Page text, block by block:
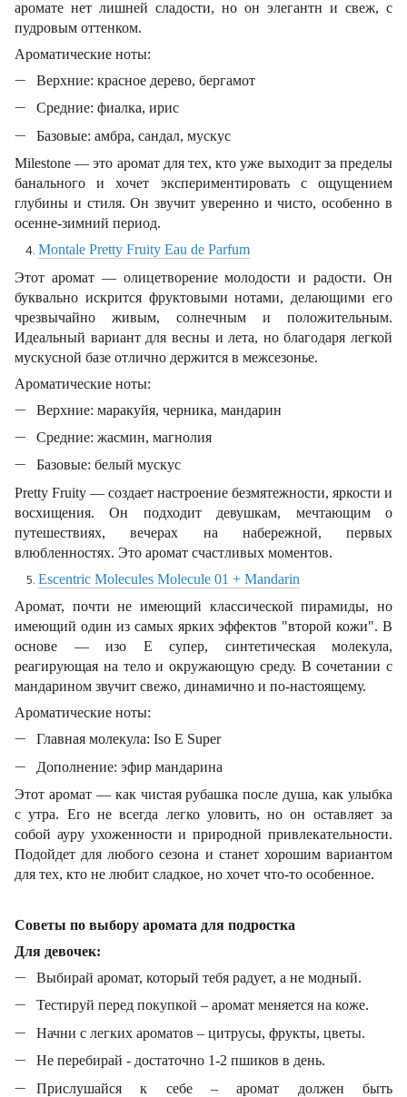
аромате нет лишней сладости, но он элегантн и свеж, с
пудровым оттенком.
Ароматические ноты:
Верхние: красное дерево, бергамот
Средние: фиалка, ирис
Базовые: амбра, сандал, мускус
Milestone — это аромат для тех, кто уже выходит за пределы
банального и хочет экспериментировать с ощущением
глубины и стиля. Он звучит уверенно и чисто, особенно в
осенне-зимний период.
Montale Pretty Fruity Eau de Parfum
Этот аромат — олицетворение молодости и радости. Он
буквально искрится фруктовыми нотами, делающими его
чрезвычайно живым, солнечным и положительным.
Идеальный вариант для весны и лета, но благодаря легкой
мускусной базе отлично держится в межсезонье.
Ароматические ноты:
Верхние: маракуйя, черника, мандарин
Средние: жасмин, магнолия
Базовые: белый мускус
Pretty Fruity — создает настроение безмятежности, яркости и
восхищения. Он подходит девушкам, мечтающим о
путешествиях, вечерах на набережной, первых
влюбленностях. Это аромат счастливых моментов.
Escentric Molecules Molecule 01 + Mandarin
Аромат, почти не имеющий классической пирамиды, но
имеющий один из самых ярких эффектов "второй кожи". В
основе — изо Е супер, синтетическая молекула,
реагирующая на тело и окружающую среду. В сочетании с
мандарином звучит свежо, динамично и по-настоящему.
Ароматические ноты:
Главная молекула: Iso E Super
Дополнение: эфир мандарина
Этот аромат — как чистая рубашка после душа, как улыбка
с утра. Его не всегда легко уловить, но он оставляет за
собой ауру ухоженности и природной привлекательности.
Подойдет для любого сезона и станет хорошим вариантом
для тех, кто не любит сладкое, но хочет что-то особенное.
Советы по выбору аромата для подростка
Для девочек:
Выбирай аромат, который тебя радует, а не модный.
Тестируй перед покупкой – аромат меняется на коже.
Начни с легких ароматов – цитрусы, фрукты, цветы.
Не перебирай - достаточно 1-2 пшиков в день.
Прислушайся к себе – аромат должен быть